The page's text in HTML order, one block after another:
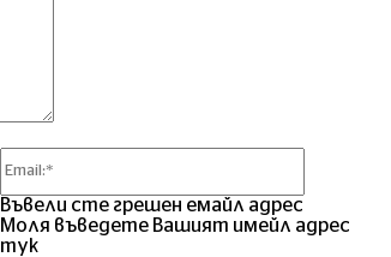
Въвели сте грешен емайл адрес
Моля въведете Вашият имейл адрес
тук